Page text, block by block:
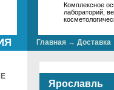
Комплексное
лабораторий,
Главная → Доставка
Ярославль